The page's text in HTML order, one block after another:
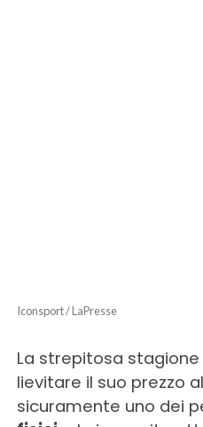
Iconsport / LaPresse
La strepitosa
lievitare il suo prezzo
sicuramente uno dei